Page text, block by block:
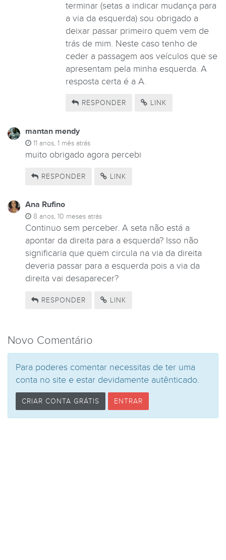
terminar (setas a indicar mudança para
a via da esquerda) sou obrigado a
deixar passar primeiro quem vem de
trás de mim. Neste caso tenho de
ceder a passagem aos veículos que se
apresentam pela minha esquerda. A
resposta certa é a A.
RESPONDER LINK
mantan mendy
11 anos, 1 mês atrás
muito obrigado agora percebi
RESPONDER LINK
Ana Rufino
8 anos, 10 meses atrás
Continuo sem perceber. A seta não está a
apontar da direita para a esquerda? Isso não
significaria que quem circula na via da direita
deveria passar para a esquerda pois a via da
direita vai desaparecer?
RESPONDER LINK
Novo Comentário
Para poderes comentar necessitas de ter uma
conta no site e estar devidamente autênticado.
CRIAR CONTA GRÁTIS ENTRAR